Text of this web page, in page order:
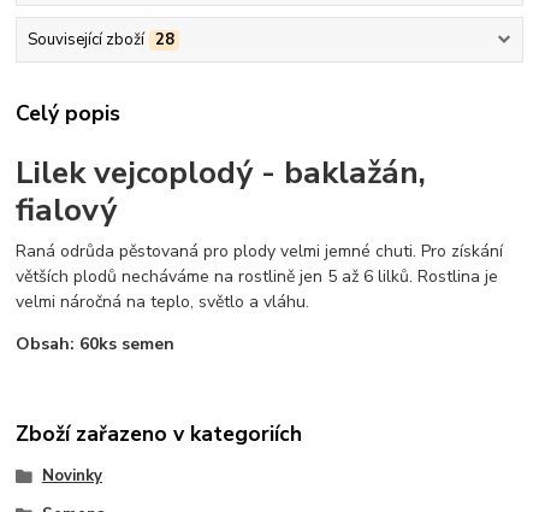
Související zboží 28
Celý popis
Lilek vejcoplodý - baklažán,
fialový
Raná odrůda pěstovaná pro plody velmi jemné chuti. Pro získání
větších plodů necháváme na rostlině jen 5 až 6 lilků. Rostlina je
velmi náročná na teplo, světlo a vláhu.
Obsah: 60ks semen
Zboží zařazeno v kategoriích
Novinky